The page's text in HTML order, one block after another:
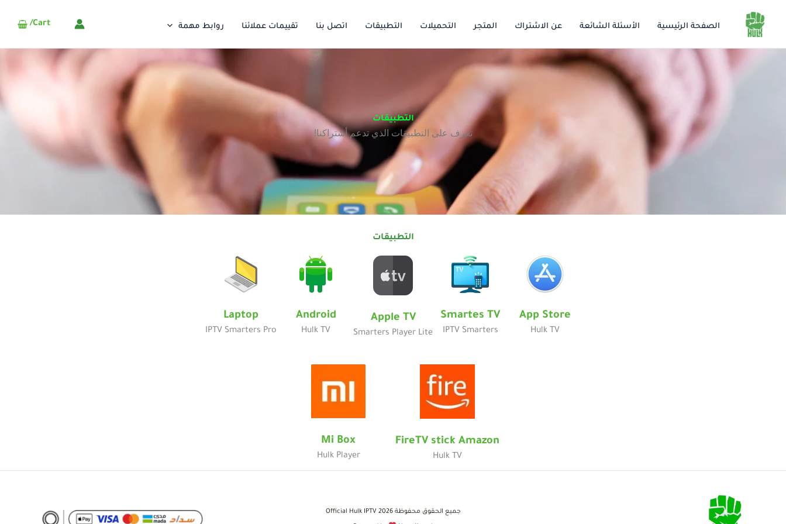
المحتوى
الصفحة الرئيسية الأسئلة الشائعة عن الاشتراك المتجر التحميلات التطبيقات اتصل بنا تقييمات عملائنا روابط مهمة Cart/
التطبيقات
تعرف على التطبيقات الذي تدعم أشتراكنا!
التطبيقات
App Store
Hulk TV
Smartes TV
IPTV Smarters
Apple TV
Smarters Player Lite
Android
Hulk TV
Laptop
IPTV Smarters Pro
FireTV stick Amazon
Hulk TV
Mi Box
Hulk Player
جميع الحقوق محفوظة 2026 Official Hulk IPTV